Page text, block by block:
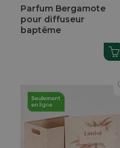
Parfum Bergamote
pour diffuseur
baptême